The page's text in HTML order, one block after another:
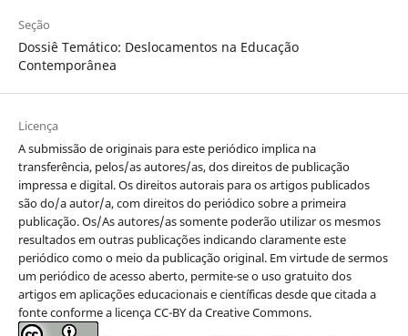
Seção
Dossiê Temático: Deslocamentos na Educação
Contemporânea
Licença
A submissão de originais para este periódico implica na
transferência, pelos/as autores/as, dos direitos de publicação
impressa e digital. Os direitos autorais para os artigos publicados
são do/a autor/a, com direitos do periódico sobre a primeira
publicação. Os/As autores/as somente poderão utilizar os mesmos
resultados em outras publicações indicando claramente este
periódico como o meio da publicação original. Em virtude de sermos
um periódico de acesso aberto, permite-se o uso gratuito dos
artigos em aplicações educacionais e científicas desde que citada a
fonte conforme a licença CC-BY da Creative Commons.